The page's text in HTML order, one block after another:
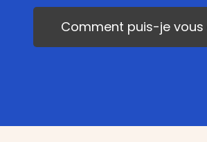
Comment puis-je vous